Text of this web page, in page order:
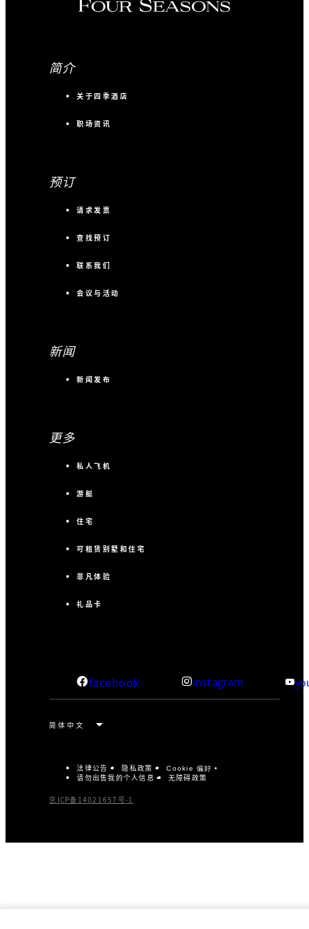
简介
关于四季酒店
职场资讯
预订
请求发票
查找预订
联系我们
会议与活动
新闻
新闻发布
更多
私人飞机
游艇
住宅
可租赁别墅和住宅
非凡体验
礼品卡
facebook instagram
法律公告 隐私政策 Cookie 偏好
请勿出售我的个人信息 无障碍政策
京ICP备14021657号-1